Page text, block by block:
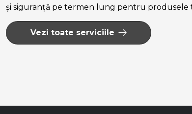
și siguranță pe termen lung pentru produsele
Vezi toate serviciile